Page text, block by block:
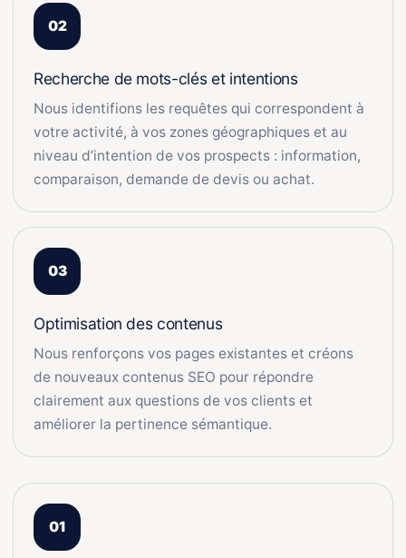
Recherche de mots-clés et intentions
Nous identifions les requêtes qui correspondent à
votre activité, à vos zones géographiques et au
niveau d’intention de vos prospects : information,
comparaison, demande de devis ou achat.
Optimisation des contenus
Nous renforçons vos pages existantes et créons
de nouveaux contenus SEO pour répondre
clairement aux questions de vos clients et
améliorer la pertinence sémantique.